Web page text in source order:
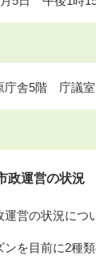
庁舎5階 庁議室
政運営の状況
運営の状況につ
ンを目前に2種